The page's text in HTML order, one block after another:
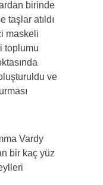
birinde
taşlar atıldı
maskeli
toplumu
ve
Vardy
bir kaç yüz